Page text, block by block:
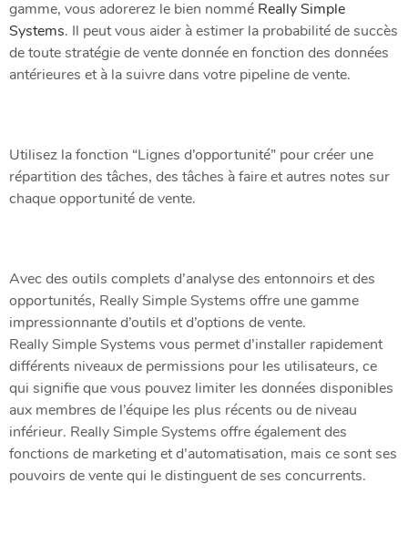
gamme, vous adorerez le bien nommé Really Simple
Systems. Il peut vous aider à estimer la probabilité de succès
de toute stratégie de vente donnée en fonction des données
antérieures et à la suivre dans votre pipeline de vente.
Utilisez la fonction “Lignes d’opportunité” pour créer une
répartition des tâches, des tâches à faire et autres notes sur
chaque opportunité de vente.
Avec des outils complets d’analyse des entonnoirs et des
opportunités, Really Simple Systems offre une gamme
impressionnante d’outils et d’options de vente.
Really Simple Systems vous permet d’installer rapidement
différents niveaux de permissions pour les utilisateurs, ce
qui signifie que vous pouvez limiter les données disponibles
aux membres de l’équipe les plus récents ou de niveau
inférieur. Really Simple Systems offre également des
fonctions de marketing et d’automatisation, mais ce sont ses
pouvoirs de vente qui le distinguent de ses concurrents.